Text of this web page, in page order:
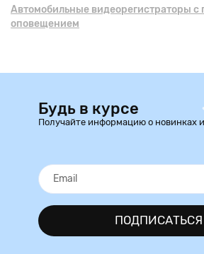
Автомобильные видеорегистраторы с
оповещением
Будь в курсе
Получайте информацию о новинках
ПОДПИСАТЬСЯ